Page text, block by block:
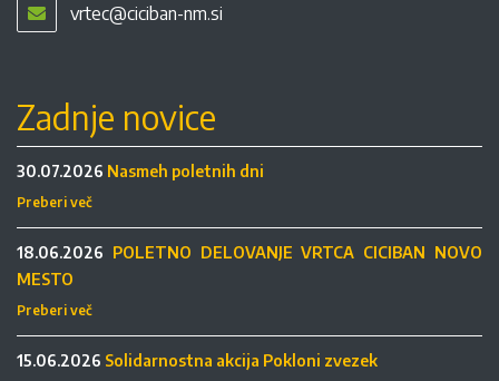
vrtec@ciciban-nm.si
Zadnje novice
30.07.2026 Nasmeh poletnih dni
Preberi več
18.06.2026 POLETNO DELOVANJE VRTCA CICIBAN NOVO
MESTO
Preberi več
15.06.2026 Solidarnostna akcija Pokloni zvezek